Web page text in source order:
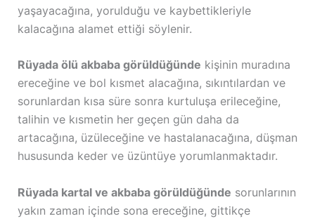
yaşayacağına, yorulduğu ve kaybettikleriyle
kalacağına alamet ettiği söylenir.
Rüyada ölü akbaba görüldüğünde kişinin muradına
ereceğine ve bol kısmet alacağına, sıkıntılardan ve
sorunlardan kısa süre sonra kurtuluşa erileceğine,
talihin ve kısmetin her geçen gün daha da
artacağına, üzüleceğine ve hastalanacağına, düşman
hususunda keder ve üzüntüye yorumlanmaktadır.
Rüyada kartal ve akbaba görüldüğünde sorunlarının
yakın zaman içinde sona ereceğine, gittikçe